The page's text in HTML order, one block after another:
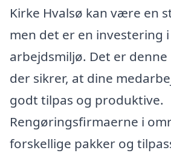
Kirke Hvalsø kan være en
men det er en investering
arbejdsmiljø. Det er
der sikrer, at dine
godt tilpas og produktive.
Rengøringsfirmaerne i
forskellige pakker og